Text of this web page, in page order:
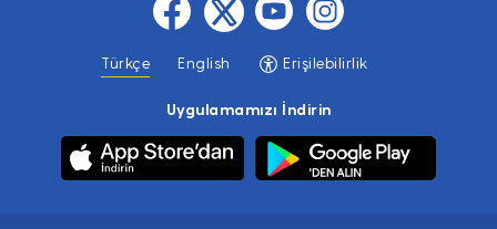
Türkçe English Erişilebilirlik
Uygulamamızı İndirin